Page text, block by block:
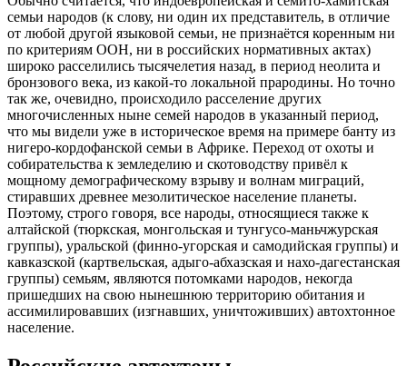
семьи народов (к слову, ни один их представитель, в отличие
от любой другой языковой семьи, не признаётся коренным ни
по критериям ООН, ни в российских нормативных актах)
широко расселились тысячелетия назад, в период неолита и
бронзового века, из какой-то локальной прародины. Но точно
так же, очевидно, происходило расселение других
многочисленных ныне семей народов в указанный период,
что мы видели уже в историческое время на примере банту из
нигеро-кордофанской семьи в Африке. Переход от охоты и
собирательства к земледелию и скотоводству привёл к
мощному демографическому взрыву и волнам миграций,
стиравших древнее мезолитическое население планеты.
Поэтому, строго говоря, все народы, относящиеся также к
алтайской (тюркская, монгольская и тунгусо-маньчжурская
группы), уральской (финно-угорская и самодийская группы) и
кавказской (картвельская, адыго-абхазская и нахо-дагестанская
группы) семьям, являются потомками народов, некогда
пришедших на свою нынешнюю территорию обитания и
ассимилировавших (изгнавших, уничтоживших) автохтонное
население.